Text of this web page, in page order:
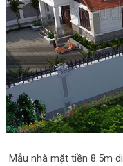
Mẫu nhà mặt tiền 8.5m